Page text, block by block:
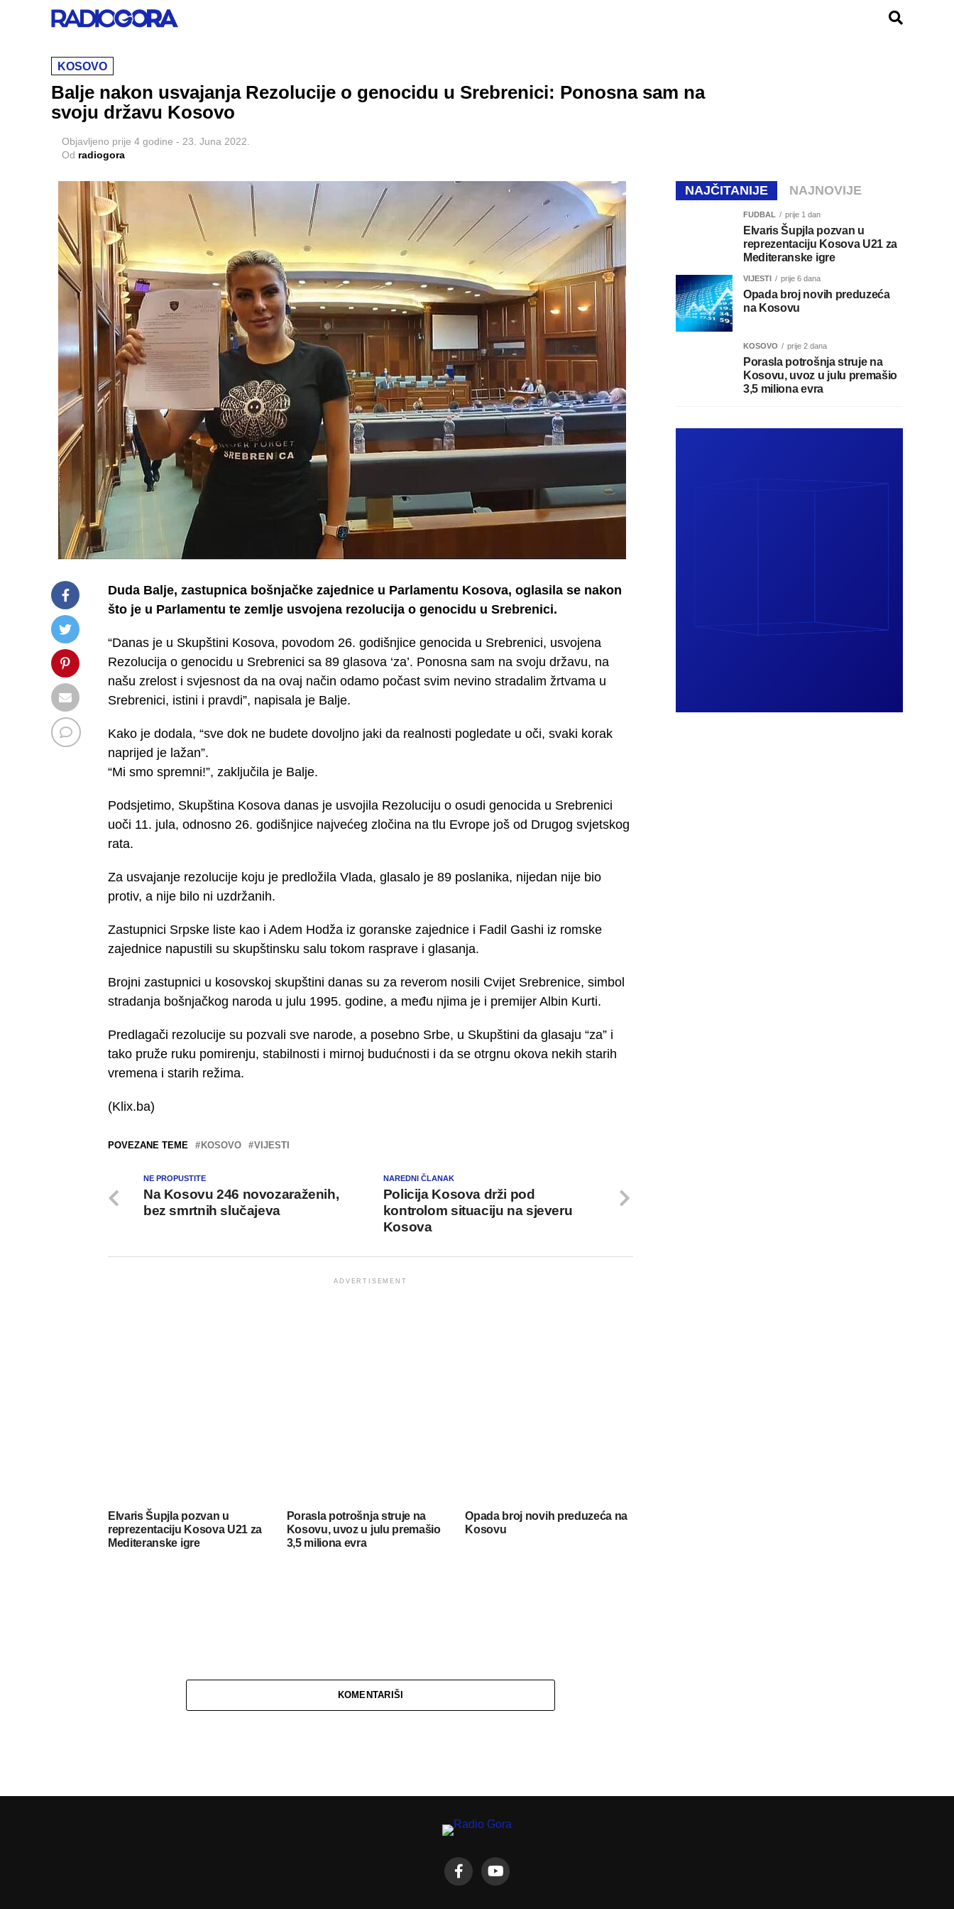
KOSOVO
Balje nakon usvajanja Rezolucije o genocidu u Srebrenici: Ponosna sam na
svoju državu Kosovo
Objavljeno prije 4 godine - 23. Juna 2022.
Od radiogora
Duda Balje, zastupnica bošnjačke zajednice u Parlamentu Kosova, oglasila se nakon
što je u Parlamentu te zemlje usvojena rezolucija o genocidu u Srebrenici.
“Danas je u Skupštini Kosova, povodom 26. godišnjice genocida u Srebrenici, usvojena
Rezolucija o genocidu u Srebrenici sa 89 glasova ‘za’. Ponosna sam na svoju državu, na
našu zrelost i svjesnost da na ovaj način odamo počast svim nevino stradalim žrtvama u
Srebrenici, istini i pravdi”, napisala je Balje.
Kako je dodala, “sve dok ne budete dovoljno jaki da realnosti pogledate u oči, svaki korak
naprijed je lažan”.
“Mi smo spremni!”, zaključila je Balje.
Podsjetimo, Skupština Kosova danas je usvojila Rezoluciju o osudi genocida u Srebrenici
uoči 11. jula, odnosno 26. godišnjice najvećeg zločina na tlu Evrope još od Drugog svjetskog
rata.
Za usvajanje rezolucije koju je predložila Vlada, glasalo je 89 poslanika, nijedan nije bio
protiv, a nije bilo ni uzdržanih.
Zastupnici Srpske liste kao i Adem Hodža iz goranske zajednice i Fadil Gashi iz romske
zajednice napustili su skupštinsku salu tokom rasprave i glasanja.
Brojni zastupnici u kosovskoj skupštini danas su za reverom nosili Cvijet Srebrenice, simbol
stradanja bošnjačkog naroda u julu 1995. godine, a među njima je i premijer Albin Kurti.
Predlagači rezolucije su pozvali sve narode, a posebno Srbe, u Skupštini da glasaju “za” i
tako pruže ruku pomirenju, stabilnosti i mirnoj budućnosti i da se otrgnu okova nekih starih
vremena i starih režima.
(Klix.ba)
POVEZANE TEME KOSOVO VIJESTI
NAREDNI ČLANAK
Policija Kosova drži pod
kontrolom situaciju na sjeveru
Kosova
NE PROPUSTITE
Na Kosovu 246 novozaraženih,
bez smrtnih slučajeva
ADVERTISEMENT
Elvaris Šupjla pozvan u
reprezentaciju Kosova U21 za
Mediteranske igre
Porasla potrošnja struje na
Kosovu, uvoz u julu premašio
3,5 miliona evra
Opada broj novih preduzeća na
Kosovu
KOMENTARIŠI
NAJČITANIJE NAJNOVIJE
FUDBAL prije 1 dan
Elvaris Šupjla pozvan u
reprezentaciju Kosova U21 za
Mediteranske igre
VIJESTI prije 6 dana
Opada broj novih preduzeća
na Kosovu
KOSOVO prije 2 dana
Porasla potrošnja struje na
Kosovu, uvoz u julu premašio
3,5 miliona evra